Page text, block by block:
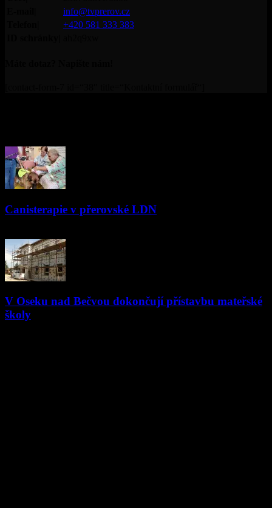
info@tvprerov.cz
+420 581 333 383
Canisterapie v přerovské LDN
V Oseku nad Bečvou dokončují přístavbu mateřské
školy